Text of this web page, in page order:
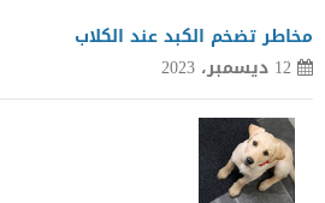
مخاطر تضخم الكبد عند الكلاب
12 ديسمبر، 2023